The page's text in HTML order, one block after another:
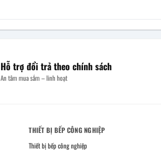
Hỗ trợ đổi trả theo chính sách
An tâm mua sắm – linh hoạt
THIẾT BỊ BẾP CÔNG NGHIỆP
Thiết bị bếp công nghiệp